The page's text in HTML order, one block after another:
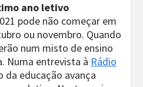
ano letivo
pode não começar em
ou novembro. Quando
num misto de ensino
Numa entrevista à Rádio
da educação avança